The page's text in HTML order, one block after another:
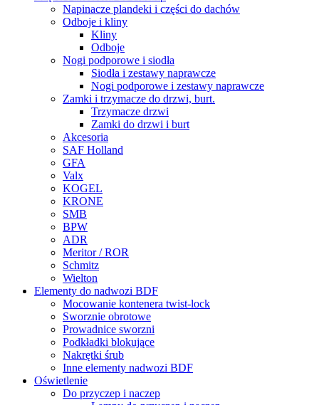
Napinacze plandeki i części do dachów
Odboje i kliny
Kliny
Odboje
Nogi podporowe i siodła
Siodła i zestawy naprawcze
Nogi podporowe i zestawy naprawcze
Zamki i trzymacze do drzwi, burt.
Trzymacze drzwi
Zamki do drzwi i burt
Akcesoria
SAF Holland
GFA
Valx
KOGEL
KRONE
SMB
BPW
ADR
Meritor / ROR
Schmitz
Wielton
Elementy do nadwozi BDF
Mocowanie kontenera twist-lock
Sworznie obrotowe
Prowadnice sworzni
Podkładki blokujące
Nakrętki śrub
Inne elementy nadwozi BDF
Oświetlenie
Do przyczep i naczep